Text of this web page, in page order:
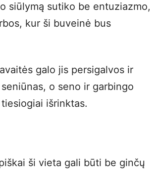
siūlymą sutiko be entuziazmo,
kur ši buveinė bus
galo jis persigalvos ir
o seno ir garbingo
išrinktas.
ši vieta gali būti be ginčų